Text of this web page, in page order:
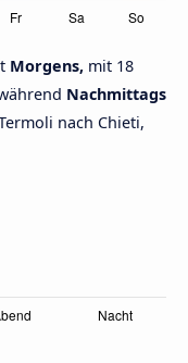
Morgens, mit 18
Nachmittags
nach Chieti,